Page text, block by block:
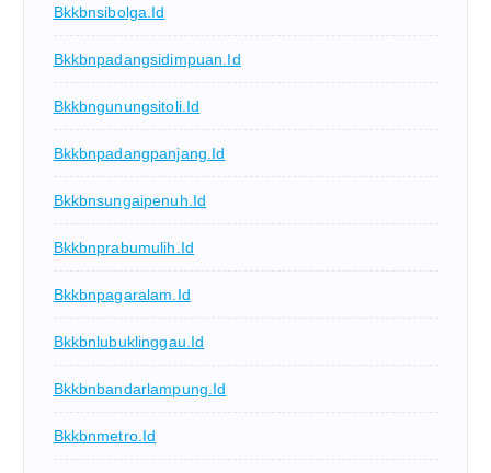
Bkkbnsibolga.id
Bkkbnpadangsidimpuan.id
Bkkbngunungsitoli.id
Bkkbnpadangpanjang.id
Bkkbnsungaipenuh.id
Bkkbnprabumulih.id
Bkkbnpagaralam.id
Bkkbnlubuklinggau.id
Bkkbnbandarlampung.id
Bkkbnmetro.id